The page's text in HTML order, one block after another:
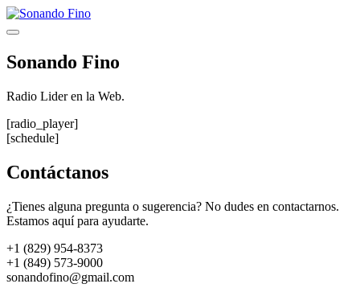
Saltar
al
Menú
Sonando Fino
Radio Lider en la Web.
[radio_player]
[schedule]
Contáctanos
¿Tienes alguna pregunta o sugerencia? No dudes en contactarnos.
Estamos aquí para ayudarte.
+1 (829) 954-8373
+1 (849) 573-9000
sonandofino@gmail.com